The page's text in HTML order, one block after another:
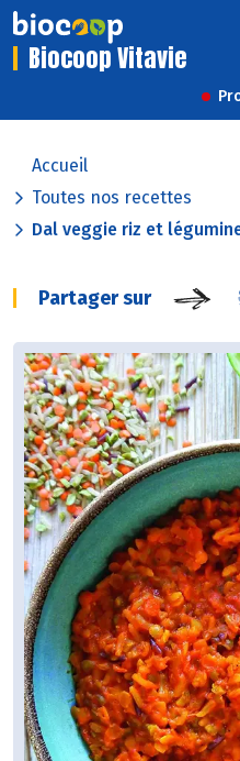
Biocoop Vitavie
Accueil
Toutes nos recettes
Dal veggie riz et
Partager sur